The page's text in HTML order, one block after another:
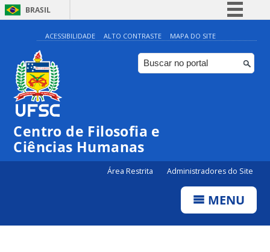
BRASIL
Simplifique!
Comunica BR
Participe
ACESSIBILIDADE ALTO CONTRASTE MAPA DO SITE
Centro de Filosofia e
Ciências Humanas
Área Restrita Administradores do Site
MENU